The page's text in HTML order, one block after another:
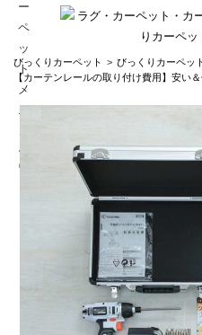
info
びっくりカーペット びっくりカーペッ
【カーテンレールの取り付け費用】安い